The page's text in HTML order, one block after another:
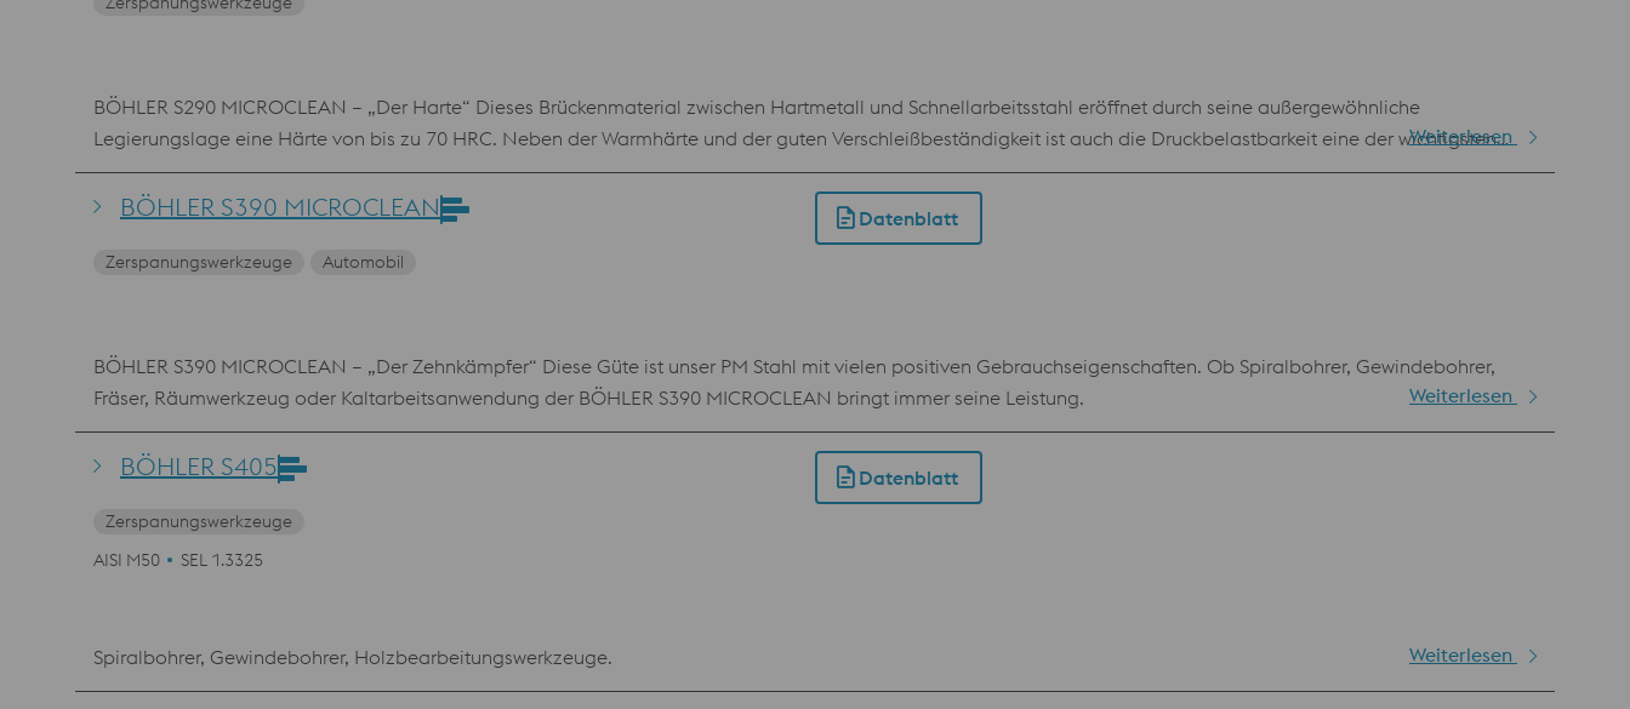
BÖHLER S290 MICROCLEAN – „Der Harte“ Dieses Brückenmaterial zwischen Hartmetall und Schnellarbeitsstahl eröffnet durch seine außergewöhnliche
Legierungslage eine Härte von bis zu 70 HRC. Neben der Warmhärte und der guten Verschleißbeständigkeit ist auch die Druckbelastbarkeit eine der wichtigsten
Eigenschaften dieser pulvermetallurgischen Schnellarbeitsstahlgüte.
Weiterlesen
BÖHLER S390 MICROCLEAN Datenblatt
Zerspanungswerkzeuge Automobil
BÖHLER S390 MICROCLEAN – „Der Zehnkämpfer“ Diese Güte ist unser PM Stahl mit vielen positiven Gebrauchseigenschaften. Ob Spiralbohrer, Gewindebohrer,
Fräser, Räumwerkzeug oder Kaltarbeitsanwendung der BÖHLER S390 MICROCLEAN bringt immer seine Leistung.
Weiterlesen
BÖHLER S405 Datenblatt
Zerspanungswerkzeuge
AISI M50
SEL 1.3325
Spiralbohrer, Gewindebohrer, Holzbearbeitungswerkzeuge. Weiterlesen